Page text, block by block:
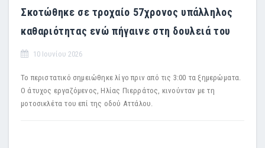
Σκοτώθηκε σε τροχαίο 57χρονος υπάλληλος
καθαριότητας ενώ πήγαινε στη δουλειά του
10 Ιουνίου 2026
Το περιστατικό σημειώθηκε λίγο πριν από τις 3:00 τα ξημερώματα.
Ο άτυχος εργαζόμενος, Ηλίας Πιερράτος, κινούνταν με τη
μοτοσικλέτα του επί της οδού Αττάλου.